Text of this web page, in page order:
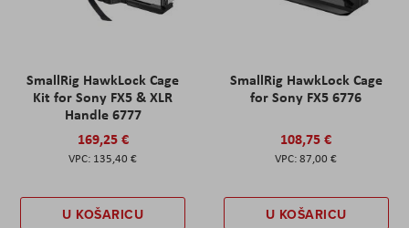
SmallRig HawkLock Cage
Kit for Sony FX5 & XLR
Handle 6777
169,25 €
135,40 €
U KOŠARICU
SmallRig HawkLock Cage
for Sony FX5 6776
108,75 €
87,00 €
U KOŠARICU